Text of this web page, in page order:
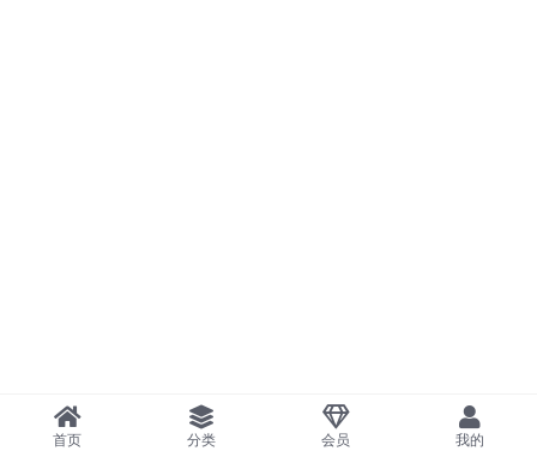
首页 分类 会员 我的